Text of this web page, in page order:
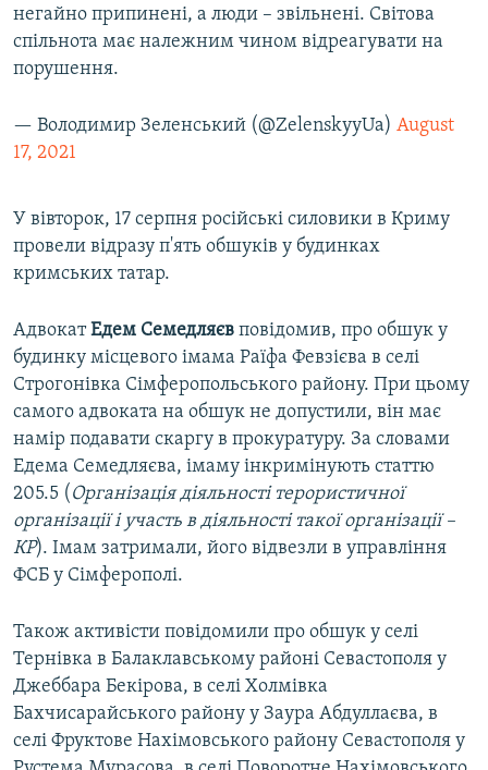
негайно припинені, а люди – звільнені. Світова
спільнота має належним чином відреагувати на
порушення.
— Володимир Зеленський (@ZelenskyyUa) August
17, 2021
У вівторок, 17 серпня російські силовики в Криму
провели відразу п'ять обшуків у будинках
кримських татар.
АдвокатЕдем Семедляєв повідомив, про обшук у
будинку місцевого імама Раїфа Февзієва в селі
Строгонівка Сімферопольського району. При цьому
самого адвоката на обшук не допустили, він має
намір подавати скаргу в прокуратуру. За словами
Едема Семедляєва, імаму інкримінують статтю
205.5 ( Організація діяльності терористичної
організації і участь в діяльності такої організації –
КР). Імам затримали, його відвезли в управління
ФСБ у Сімферополі.
Також активісти повідомили про обшук у селі
Тернівка в Балаклавському районі Севастополя у
Джеббара Бекірова, в селі Холмівка
Бахчисарайського району у Заура Абдуллаєва, в
селі Фруктове Нахімовського району Севастополя у